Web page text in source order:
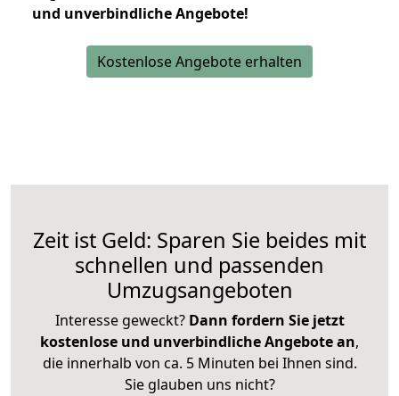
und unverbindliche Angebote!
Kostenlose Angebote erhalten
Zeit ist Geld: Sparen Sie beides mit
schnellen und passenden
Umzugsangeboten
Interesse geweckt? Dann fordern Sie jetzt
kostenlose und unverbindliche Angebote an,
die innerhalb von ca. 5 Minuten bei Ihnen sind.
Sie glauben uns nicht?